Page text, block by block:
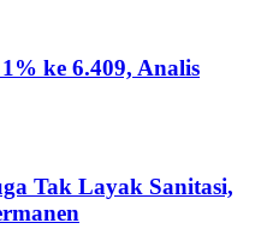
ke 6.409, Analis
Tak Layak Sanitasi,